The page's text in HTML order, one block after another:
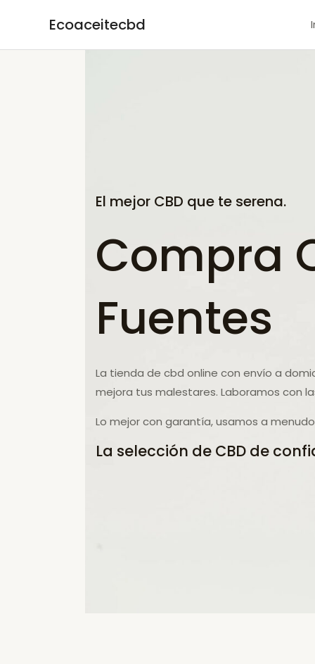
contenido
Ecoaceitecbd
El mejor CBD que te serena.
Compra
Fuentes
La tienda de cbd online con envío a
mejora tus malestares. Laboramos con
Lo mejor con garantía, usamos a
La selección de CBD de